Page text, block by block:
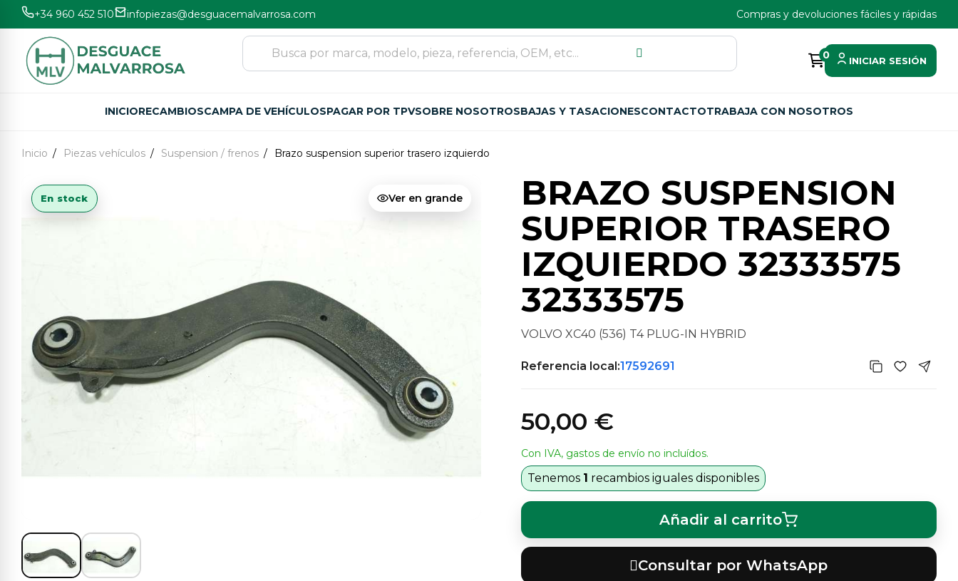
+34 960 452 510 infopiezas@desguacemalvarrosa.com Compras y devoluciones fáciles y rápidas
0 INICIAR SESIÓN
INICIORECAMBIOSCAMPA DE VEHÍCULOSPAGAR POR TPVSOBRE NOSOTROSBAJAS Y TASACIONESCONTACTOTRABAJA CON NOSOTROS
Inicio Piezas vehículos Suspension / frenos Brazo suspension superior trasero izquierdo
Ver en grande
En stock
BRAZO SUSPENSION
SUPERIOR TRASERO
IZQUIERDO 32333575
32333575
VOLVO XC40 (536) T4 PLUG-IN HYBRID
Referencia local:17592691
50,00 €
Con IVA, gastos de envío no incluídos.
Tenemos 1 recambios iguales disponibles
Añadir al carrito
Consultar por WhatsApp